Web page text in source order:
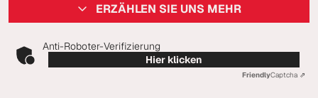
ERZÄHLEN SIE UNS MEHR
Anti-Roboter-Verifizierung
Hier klicken
FriendlyCaptcha ⇗